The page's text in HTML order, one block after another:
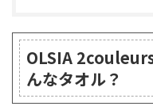
OLSIA
んなタオル？